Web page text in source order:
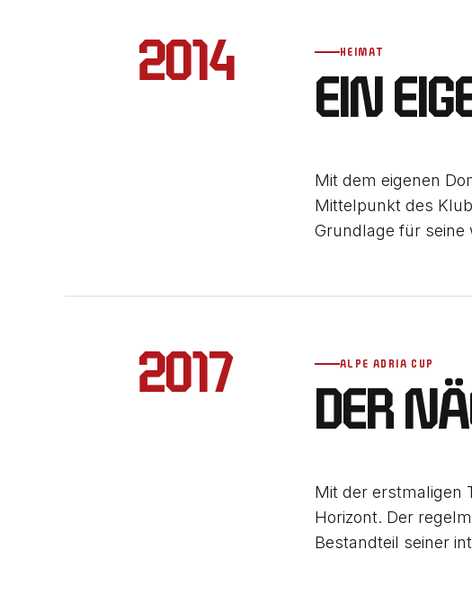
2014 HEIMAT
EIN
Mit dem eigenen
Mittelpunkt des
Grundlage für seine
2017 ALPE ADRIA CUP
DER
Mit der erstmaligen
Horizont. Der
Bestandteil seiner